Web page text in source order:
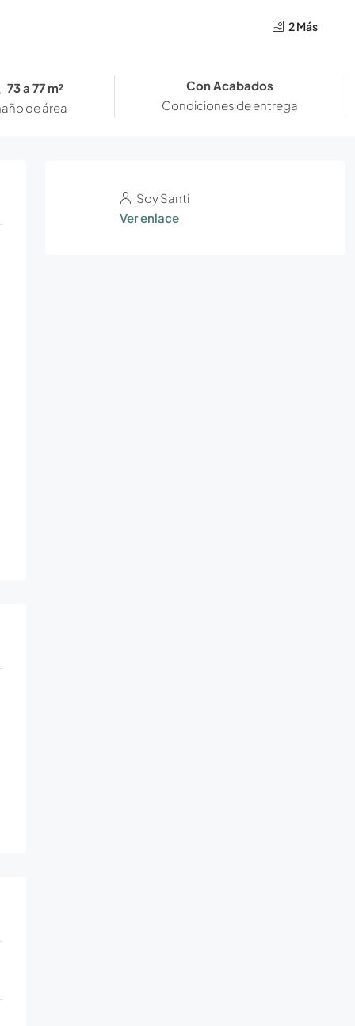
2 Más
73 a 77 m²
de área
Con Acabados
Condiciones de entrega
Soy Santi
Ver enlace